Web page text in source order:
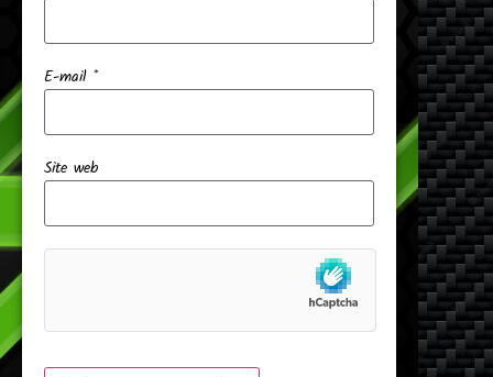
E-mail *
Site web